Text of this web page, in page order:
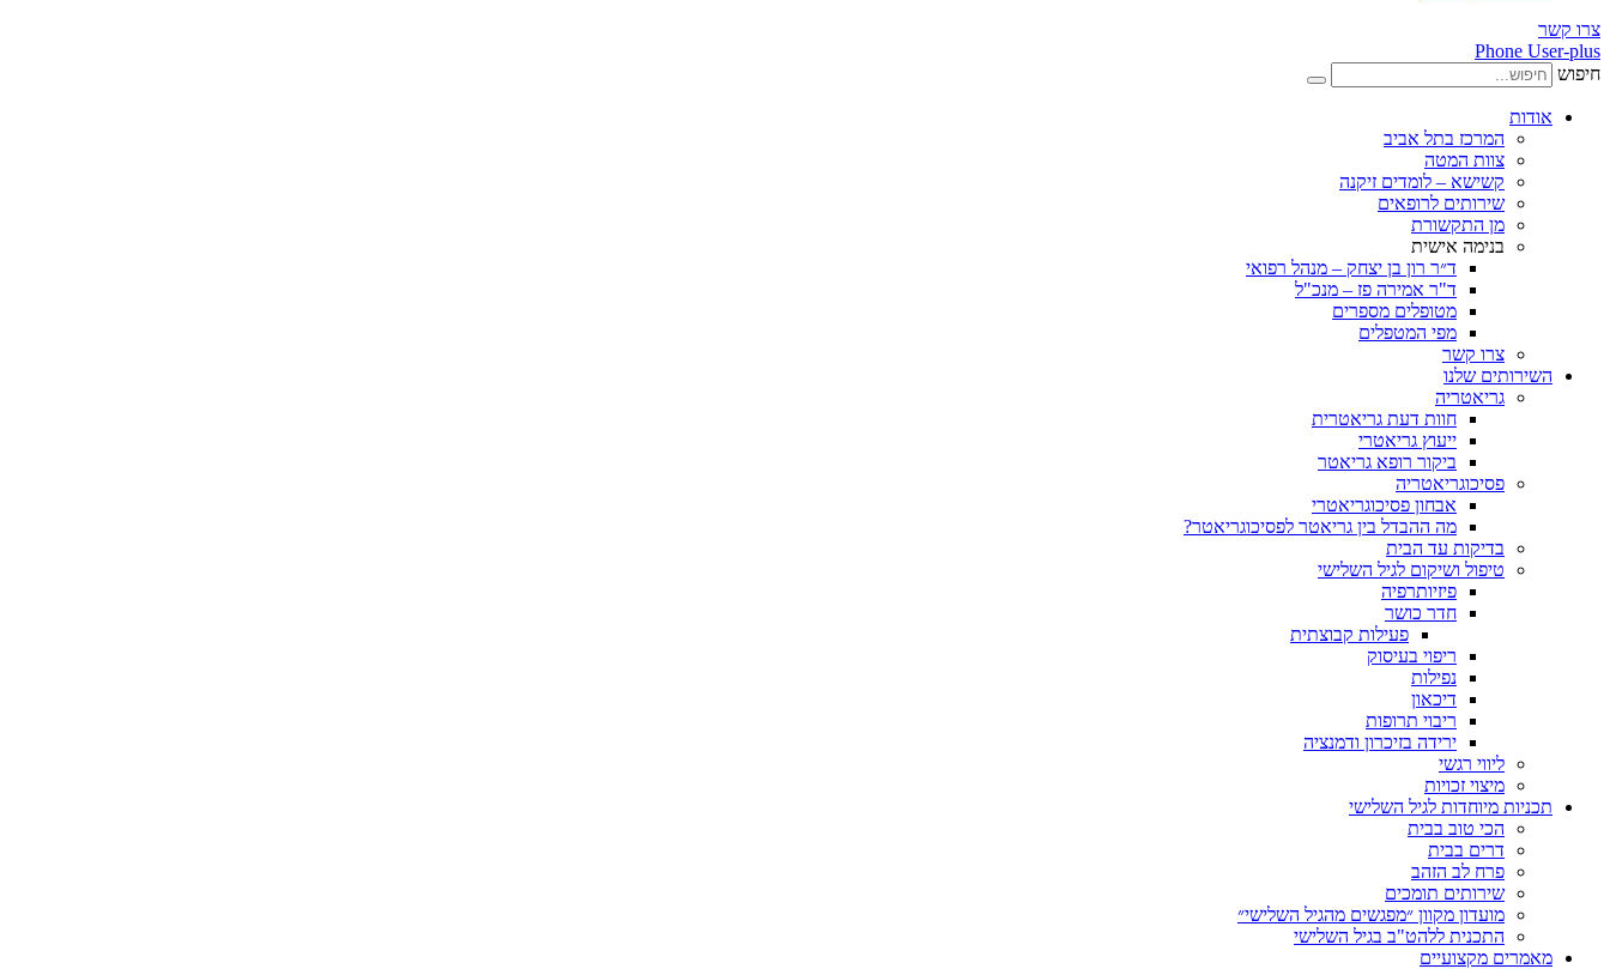
צרו קשר
Phone User-plus
חיפוש
אודות
המרכז בתל אביב
צוות המטה
קשישא – לומדים זיקנה
שירותים לרופאים
מן התקשורת
בנימה אישית
ד״ר רון בן יצחק – מנהל רפואי
ד"ר אמירה פז – מנכ"ל
מטופלים מספרים
מפי המטפלים
צרו קשר
השירותים שלנו
גריאטריה
חוות דעת גריאטרית
ייעוץ גריאטרי
ביקור רופא גריאטר
פסיכוגריאטריה
אבחון פסיכוגריאטרי
מה ההבדל בין גריאטר לפסיכוגריאטר?
בדיקות עד הבית
טיפול ושיקום לגיל השלישי
פיזיותרפיה
חדר כושר
פעילות קבוצתית
ריפוי בעיסוק
נפילות
דיכאון
ריבוי תרופות
ירידה בזיכרון ודמנציה
ליווי רגשי
מיצוי זכויות
תכניות מיוחדות לגיל השלישי
הכי טוב בבית
דרים בבית
פרח לב הזהב
שירותים תומכים
מועדון מקוון ״מפגשים מהגיל השלישי״
התכנית ללהט"ב בגיל השלישי
מאמרים מקצועיים